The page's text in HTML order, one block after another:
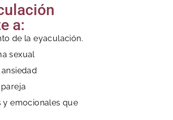
a:
de la eyaculación.
sexual
y emocionales que